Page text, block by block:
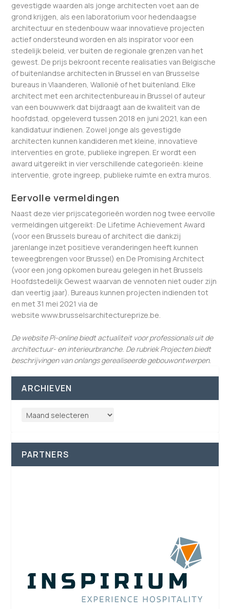
gevestigde waarden als jonge architecten voet aan de
grond krijgen, als een laboratorium voor hedendaagse
architectuur en stedenbouw waar innovatieve projecten
actief ondersteund worden en als inspirator voor een
stedelijk beleid, ver buiten de regionale grenzen van het
gewest. De prijs bekroont recente realisaties van Belgische
of buitenlandse architecten in Brussel en van Brusselse
bureaus in Vlaanderen, Wallonië of het buitenland. Elke
architect met een architectenbureau in Brussel of auteur
van een bouwwerk dat bijdraagt aan de kwaliteit van de
hoofdstad, opgeleverd tussen 2018 en juni 2021, kan een
kandidatuur indienen. Zowel jonge als gevestigde
architecten kunnen kandideren met kleine, innovatieve
interventies en grote, publieke ingrepen. Er wordt een
award uitgereikt in vier verschillende categorieën: kleine
interventie, grote ingreep, publieke ruimte en extra muros.
Eervolle vermeldingen
Naast deze vier prijscategorieën worden nog twee eervolle
vermeldingen uitgereikt: De Lifetime Achievement Award
(voor een Brussels bureau of architect die dankzij
jarenlange inzet positieve veranderingen heeft kunnen
teweegbrengen voor Brussel) en De Promising Architect
(voor een jong opkomen bureau gelegen in het Brussels
Hoofdstedelijk Gewest waarvan de vennoten niet ouder zijn
dan veertig jaar). Bureaus kunnen projecten indienden tot
en met 31 mei 2021 via de
website www.brusselsarchitectureprize.be.
De website Pi-online biedt actualiteit voor professionals uit de
architectuur- en interieurbranche. De rubriek Projecten biedt
beschrijvingen van onlangs gerealiseerde gebouwontwerpen.
ARCHIEVEN
PARTNERS